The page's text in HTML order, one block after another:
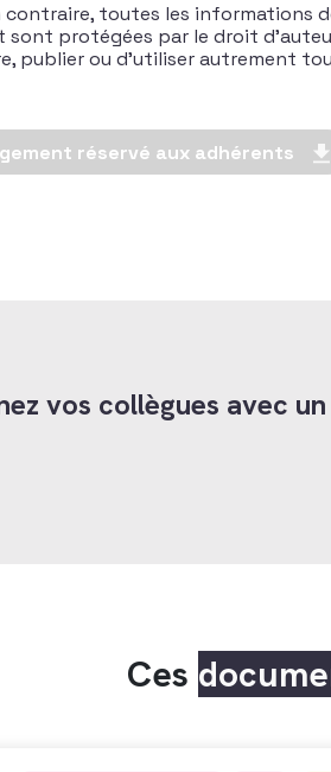
toutes les informations
sont protégées par le droit
publier ou d’utiliser autrement
réservé aux adhérents
vos collègues avec
Ces